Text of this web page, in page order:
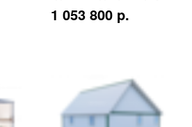
1 053 800 p.